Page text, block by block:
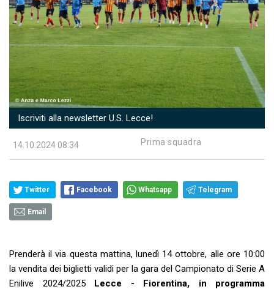
Iscriviti alla newsletter U.S. Lecce!
14.10.2024 08:34 Prima squadra
Twitter Facebook Whatsapp Telegram
Email
Prenderà il via questa mattina, lunedì 14 ottobre, alle ore 10:00
la vendita dei biglietti validi per la gara del Campionato di Serie A
Enilive 2024/2025 Lecce - Fiorentina, in programma